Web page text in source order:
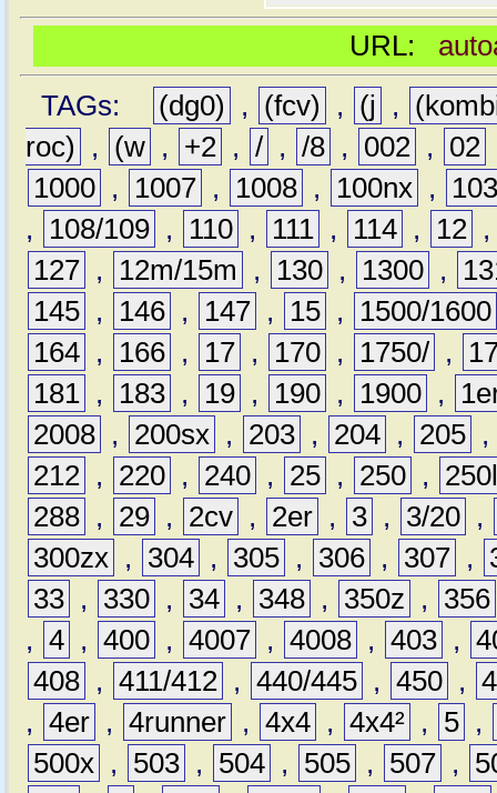
URL:
TAGs:
(dg0) , (fcv) , (j ,
roc)
, (w , +2 , / , /8 , 002 , 02
1000 , 1007 , 1008 , 100nx ,
,
108/109 , 110 , 111 , 114 , 12
127 , 12m/15m , 130 , 1300 ,
145 , 146 , 147 , 15 ,
1500/1600
164 , 166 , 17 , 170 , 1750/ ,
181 , 183 , 19 , 190 , 1900 ,
2008 , 200sx , 203 , 204 , 205 ,
212 , 220 , 240 , 25 , 250 ,
288 , 29 , 2cv , 2er , 3 , 3/20 ,
300zx , 304 , 305 , 306 , 307 ,
33 , 330 , 34 , 348 , 350z ,
356
, 4 , 400 , 4007 , 4008 , 403 ,
408 , 411/412 , 440/445 , 450 ,
, 4er , 4runner , 4x4 , 4x4² , 5 ,
500x , 503 , 504 , 505 , 507 ,